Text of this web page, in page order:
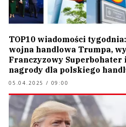
TOP10 wiadomości
wojna handlowa Trumpa,
Franczyzowy Superbohater
nagrody dla polskiego
05.04.2025 / 09:00